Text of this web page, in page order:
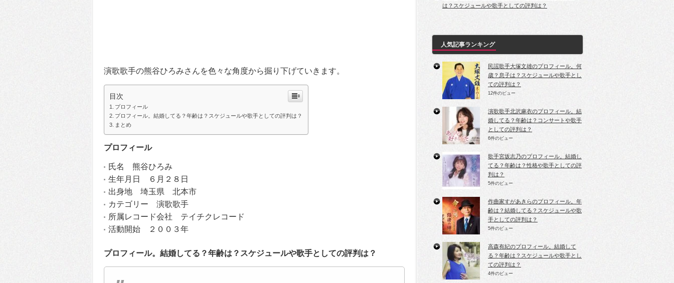
演歌歌手の熊谷ひろみさんを色々な角度から掘り下げていきます。
目次
プロフィール
プロフィール。結婚してる？年齢は？スケジュールや歌手としての評判は？
まとめ
プロフィール
氏名 熊谷ひろみ
生年月日 ６月２８日
出身地 埼玉県 北本市
カテゴリー 演歌歌手
所属レコード会社 テイチクレコード
活動開始 ２００３年
プロフィール。結婚してる？年齢は？スケジュールや歌手としての評判は？
は？スケジュールや歌手としての評判は？
人気記事ランキング
民謡歌手大塚文雄のプロフィール。何
歳？息子は？スケジュールや歌手とし
ての評判は？
12件のビュー
演歌歌手北沢麻衣のプロフィール。結
婚してる？年齢は？コンサートや歌手
としての評判は？
6件のビュー
歌手宮坂志乃のプロフィール。結婚し
てる？年齢は？性格や歌手としての評
判は？
5件のビュー
作曲家すがあきらのプロフィール。年
齢は？結婚してる？スケジュールや歌
手としての評判は？
5件のビュー
高森有紀のプロフィール。結婚して
る？年齢は？スケジュールや歌手とし
ての評判は？
4件のビュー